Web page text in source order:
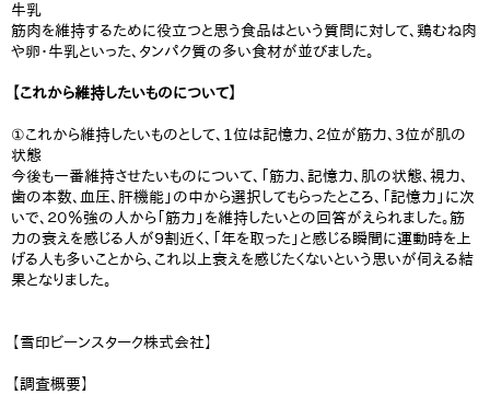
牛乳
筋肉を維持するために役立つと思う食品はという質問に対して、鶏むね肉
や卵・牛乳といった、タンパク質の多い食材が並びました。
【これから維持したいものについて】
①これから維持したいものとして、1位は記憶力、２位が筋力、3位が肌の
状態
今後も一番維持させたいものについて、「筋力、記憶力、肌の状態、視力、
歯の本数、血圧、肝機能」の中から選択してもらったところ、「記憶力」に次
いで、２０％強の人から「筋力」を維持したいとの回答がえられました。筋
力の衰えを感じる人が９割近く、「年を取った」と感じる瞬間に運動時を上
げる人も多いことから、これ以上衰えを感じたくないという思いが伺える結
果となりました。
【雪印ビーンスターク株式会社】
【調査概要】